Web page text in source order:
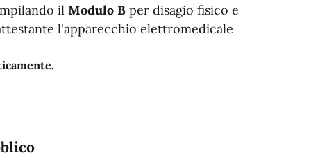
ilModulo B per disagio fisico e
l'apparecchio elettromedicale